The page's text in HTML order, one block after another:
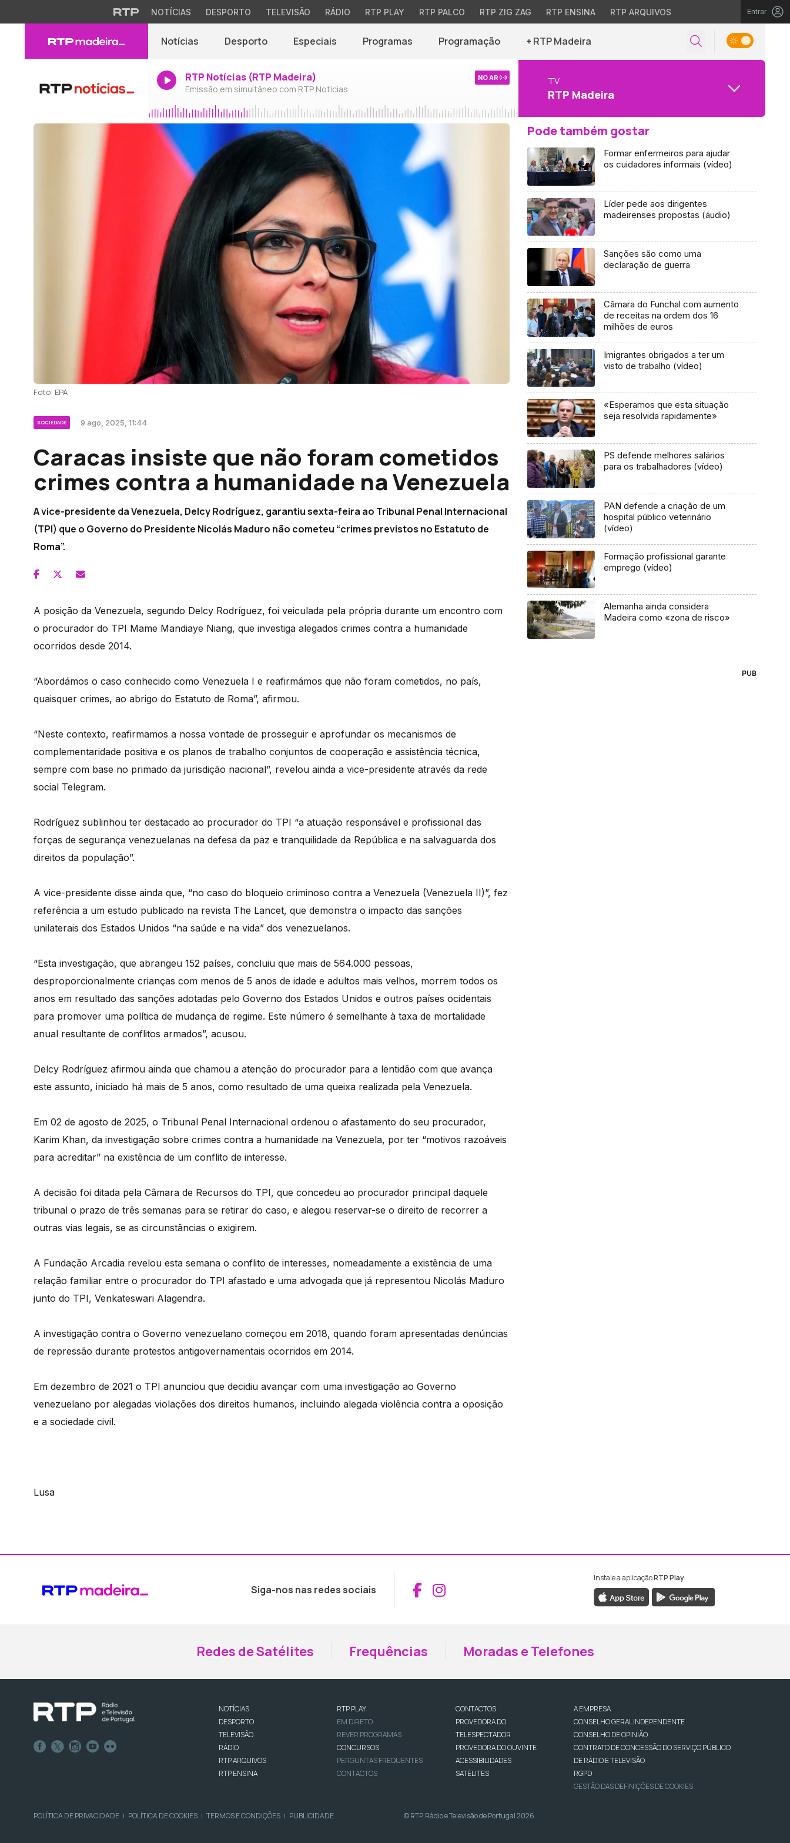
NOTÍCIAS DESPORTO TELEVISÃO RÁDIO RTP PLAY RTP PALCO RTP ZIG ZAG RTP ENSINA RTP ARQUIVOS Entrar
Notícias Desporto Especiais Programas Programação + RTP Madeira
RTP Notícias (RTP Madeira)
Emissão em simultâneo com RTP Notícias
NO AR TV
RTP Madeira
Foto: EPA
SOCIEDADE 9 ago, 2025, 11:44
Caracas insiste que não foram cometidos
crimes contra a humanidade na Venezuela
A vice-presidente da Venezuela, Delcy Rodríguez, garantiu sexta-feira ao Tribunal Penal Internacional
(TPI) que o Governo do Presidente Nicolás Maduro não cometeu “crimes previstos no Estatuto de
Roma”.
A posição da Venezuela, segundo Delcy Rodríguez, foi veiculada pela própria durante um encontro com
o procurador do TPI Mame Mandiaye Niang, que investiga alegados crimes contra a humanidade
ocorridos desde 2014.
“Abordámos o caso conhecido como Venezuela I e reafirmámos que não foram cometidos, no país,
quaisquer crimes, ao abrigo do Estatuto de Roma”, afirmou.
“Neste contexto, reafirmamos a nossa vontade de prosseguir e aprofundar os mecanismos de
complementaridade positiva e os planos de trabalho conjuntos de cooperação e assistência técnica,
sempre com base no primado da jurisdição nacional”, revelou ainda a vice-presidente através da rede
social Telegram.
Rodríguez sublinhou ter destacado ao procurador do TPI “a atuação responsável e profissional das
forças de segurança venezuelanas na defesa da paz e tranquilidade da República e na salvaguarda dos
direitos da população”.
A vice-presidente disse ainda que, “no caso do bloqueio criminoso contra a Venezuela (Venezuela II)”, fez
referência a um estudo publicado na revista The Lancet, que demonstra o impacto das sanções
unilaterais dos Estados Unidos “na saúde e na vida” dos venezuelanos.
“Esta investigação, que abrangeu 152 países, concluiu que mais de 564.000 pessoas,
desproporcionalmente crianças com menos de 5 anos de idade e adultos mais velhos, morrem todos os
anos em resultado das sanções adotadas pelo Governo dos Estados Unidos e outros países ocidentais
para promover uma política de mudança de regime. Este número é semelhante à taxa de mortalidade
anual resultante de conflitos armados”, acusou.
Delcy Rodríguez afirmou ainda que chamou a atenção do procurador para a lentidão com que avança
este assunto, iniciado há mais de 5 anos, como resultado de uma queixa realizada pela Venezuela.
Em 02 de agosto de 2025, o Tribunal Penal Internacional ordenou o afastamento do seu procurador,
Karim Khan, da investigação sobre crimes contra a humanidade na Venezuela, por ter “motivos razoáveis
para acreditar” na existência de um conflito de interesse.
A decisão foi ditada pela Câmara de Recursos do TPI, que concedeu ao procurador principal daquele
tribunal o prazo de três semanas para se retirar do caso, e alegou reservar-se o direito de recorrer a
outras vias legais, se as circunstâncias o exigirem.
A Fundação Arcadia revelou esta semana o conflito de interesses, nomeadamente a existência de uma
relação familiar entre o procurador do TPI afastado e uma advogada que já representou Nicolás Maduro
junto do TPI, Venkateswari Alagendra.
A investigação contra o Governo venezuelano começou em 2018, quando foram apresentadas denúncias
de repressão durante protestos antigovernamentais ocorridos em 2014.
Em dezembro de 2021 o TPI anunciou que decidiu avançar com uma investigação ao Governo
venezuelano por alegadas violações dos direitos humanos, incluindo alegada violência contra a oposição
e a sociedade civil.
Lusa
Pode também gostar
Formar enfermeiros para ajudar
os cuidadores informais (vídeo)
Líder pede aos dirigentes
madeirenses propostas (áudio)
Sanções são como uma
declaração de guerra
Câmara do Funchal com aumento
de receitas na ordem dos 16
milhões de euros
Imigrantes obrigados a ter um
visto de trabalho (vídeo)
«Esperamos que esta situação
seja resolvida rapidamente»
PS defende melhores salários
para os trabalhadores (vídeo)
PAN defende a criação de um
hospital público veterinário
(vídeo)
Formação profissional garante
emprego (vídeo)
Alemanha ainda considera
Madeira como «zona de risco»
PUB
Siga-nos nas redes sociais Aceder ao Facebook da RTP Madeira
Aceder ao Instagram da RTP Madeira
Instale a aplicaçãoRTP Play
Redes de Satélites Frequências Moradas e Telefones
NOTÍCIAS
DESPORTO
TELEVISÃO
RÁDIO
RTP ARQUIVOS
RTP ENSINA
RTP PLAY
EM DIRETO
REVER PROGRAMAS
CONCURSOS
PERGUNTAS FREQUENTES
CONTACTOS
CONTACTOS
PROVEDORA DO
TELESPECTADOR
PROVEDORA DO OUVINTE
ACESSIBILIDADES
SATÉLITES
A EMPRESA
CONSELHO GERAL INDEPENDENTE
CONSELHO DE OPINIÃO
CONTRATO DE CONCESSÃO DO SERVIÇO PÚBLICO
DE RÁDIO E TELEVISÃO
RGPD
GESTÃO DAS DEFINIÇÕES DE COOKIES
POLÍTICA DE PRIVACIDADE | POLÍTICA DE COOKIES | TERMOS E CONDIÇÕES | PUBLICIDADE © RTP, Rádio e Televisão de Portugal 2026